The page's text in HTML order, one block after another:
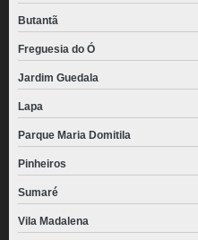
Butantã
Freguesia do Ó
Jardim Guedala
Lapa
Parque Maria Domitila
Pinheiros
Sumaré
Vila Madalena